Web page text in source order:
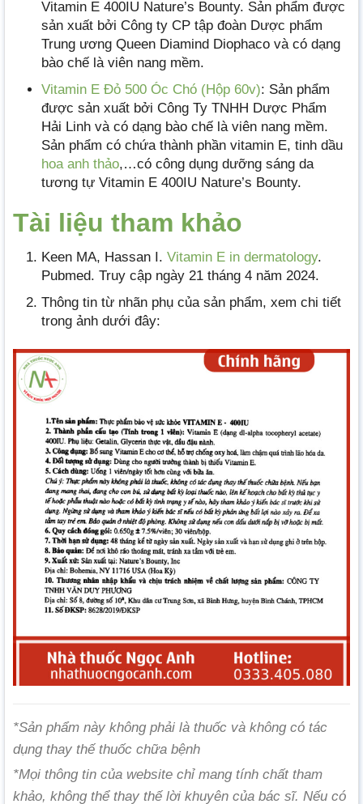
Vitamin E 400IU Nature’s Bounty. Sản phẩm được
sản xuất bởi Công ty CP tập đoàn Dược phẩm
Trung ương Queen Diamind Diophaco và có dạng
bào chế là viên nang mềm.
Vitamin E Đỏ 500 Óc Chó (Hộp 60v): Sản phẩm
được sản xuất bởi Công Ty TNHH Dược Phẩm
Hải Linh và có dạng bào chế là viên nang mềm.
Sản phẩm có chứa thành phần vitamin E, tinh dầu
hoa anh thảo,…có công dụng dưỡng sáng da
tương tự Vitamin E 400IU Nature’s Bounty.
Tài liệu tham khảo
Keen MA, Hassan I. Vitamin E in dermatology.
Pubmed. Truy cập ngày 21 tháng 4 năm 2024.
Thông tin từ nhãn phụ của sản phẩm, xem chi tiết
trong ảnh dưới đây:
*Sản phẩm này không phải là thuốc và không có tác
dụng thay thế thuốc chữa bệnh
*Mọi thông tin của website chỉ mang tính chất tham
khảo, không thể thay thế lời khuyên của bác sĩ. Nếu có